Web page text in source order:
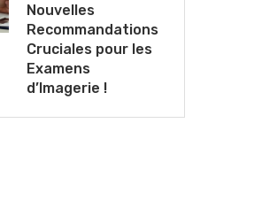
Nouvelles
Recommandations
Cruciales pour les
Examens
d’Imagerie !